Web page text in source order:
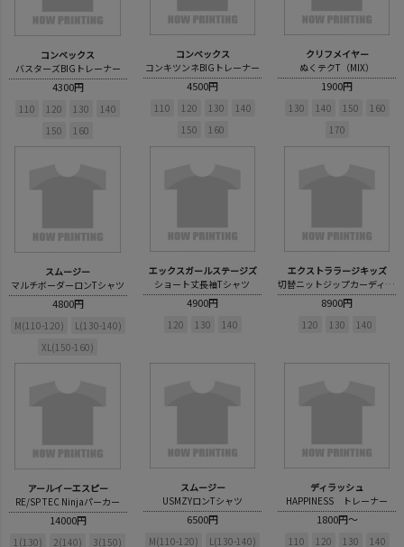
コンベックス
バスターズBIGトレーナー
4300円
110 120 130
140
150
160
コンベックス
コンキツンネBIGトレーナー
4500円
110 120 130
140
150
160
クリフメイヤー
ぬくテクT（MIX）
1900円
130 140 150
160
170
スムージー
マルチボーダーロンTシャツ
4800円
M(110-120)
L(130-140)
XL(150-160)
エックスガールステージズ
ショート丈長袖Tシャツ
4900円
120 130 140
エクストララージキッズ
切替ニットジップカーディガン
8900円
120 130 140
アールイーエスピー
RE/SP TEC Ninjaパーカー
14000円
1(130) 2(140)
3(150)
スムージー
USMZYロンTシャツ
6500円
M(110-120)
L(130-140)
ディラッシュ
HAPPINESS トレーナー
1800円～
110 120 130
140